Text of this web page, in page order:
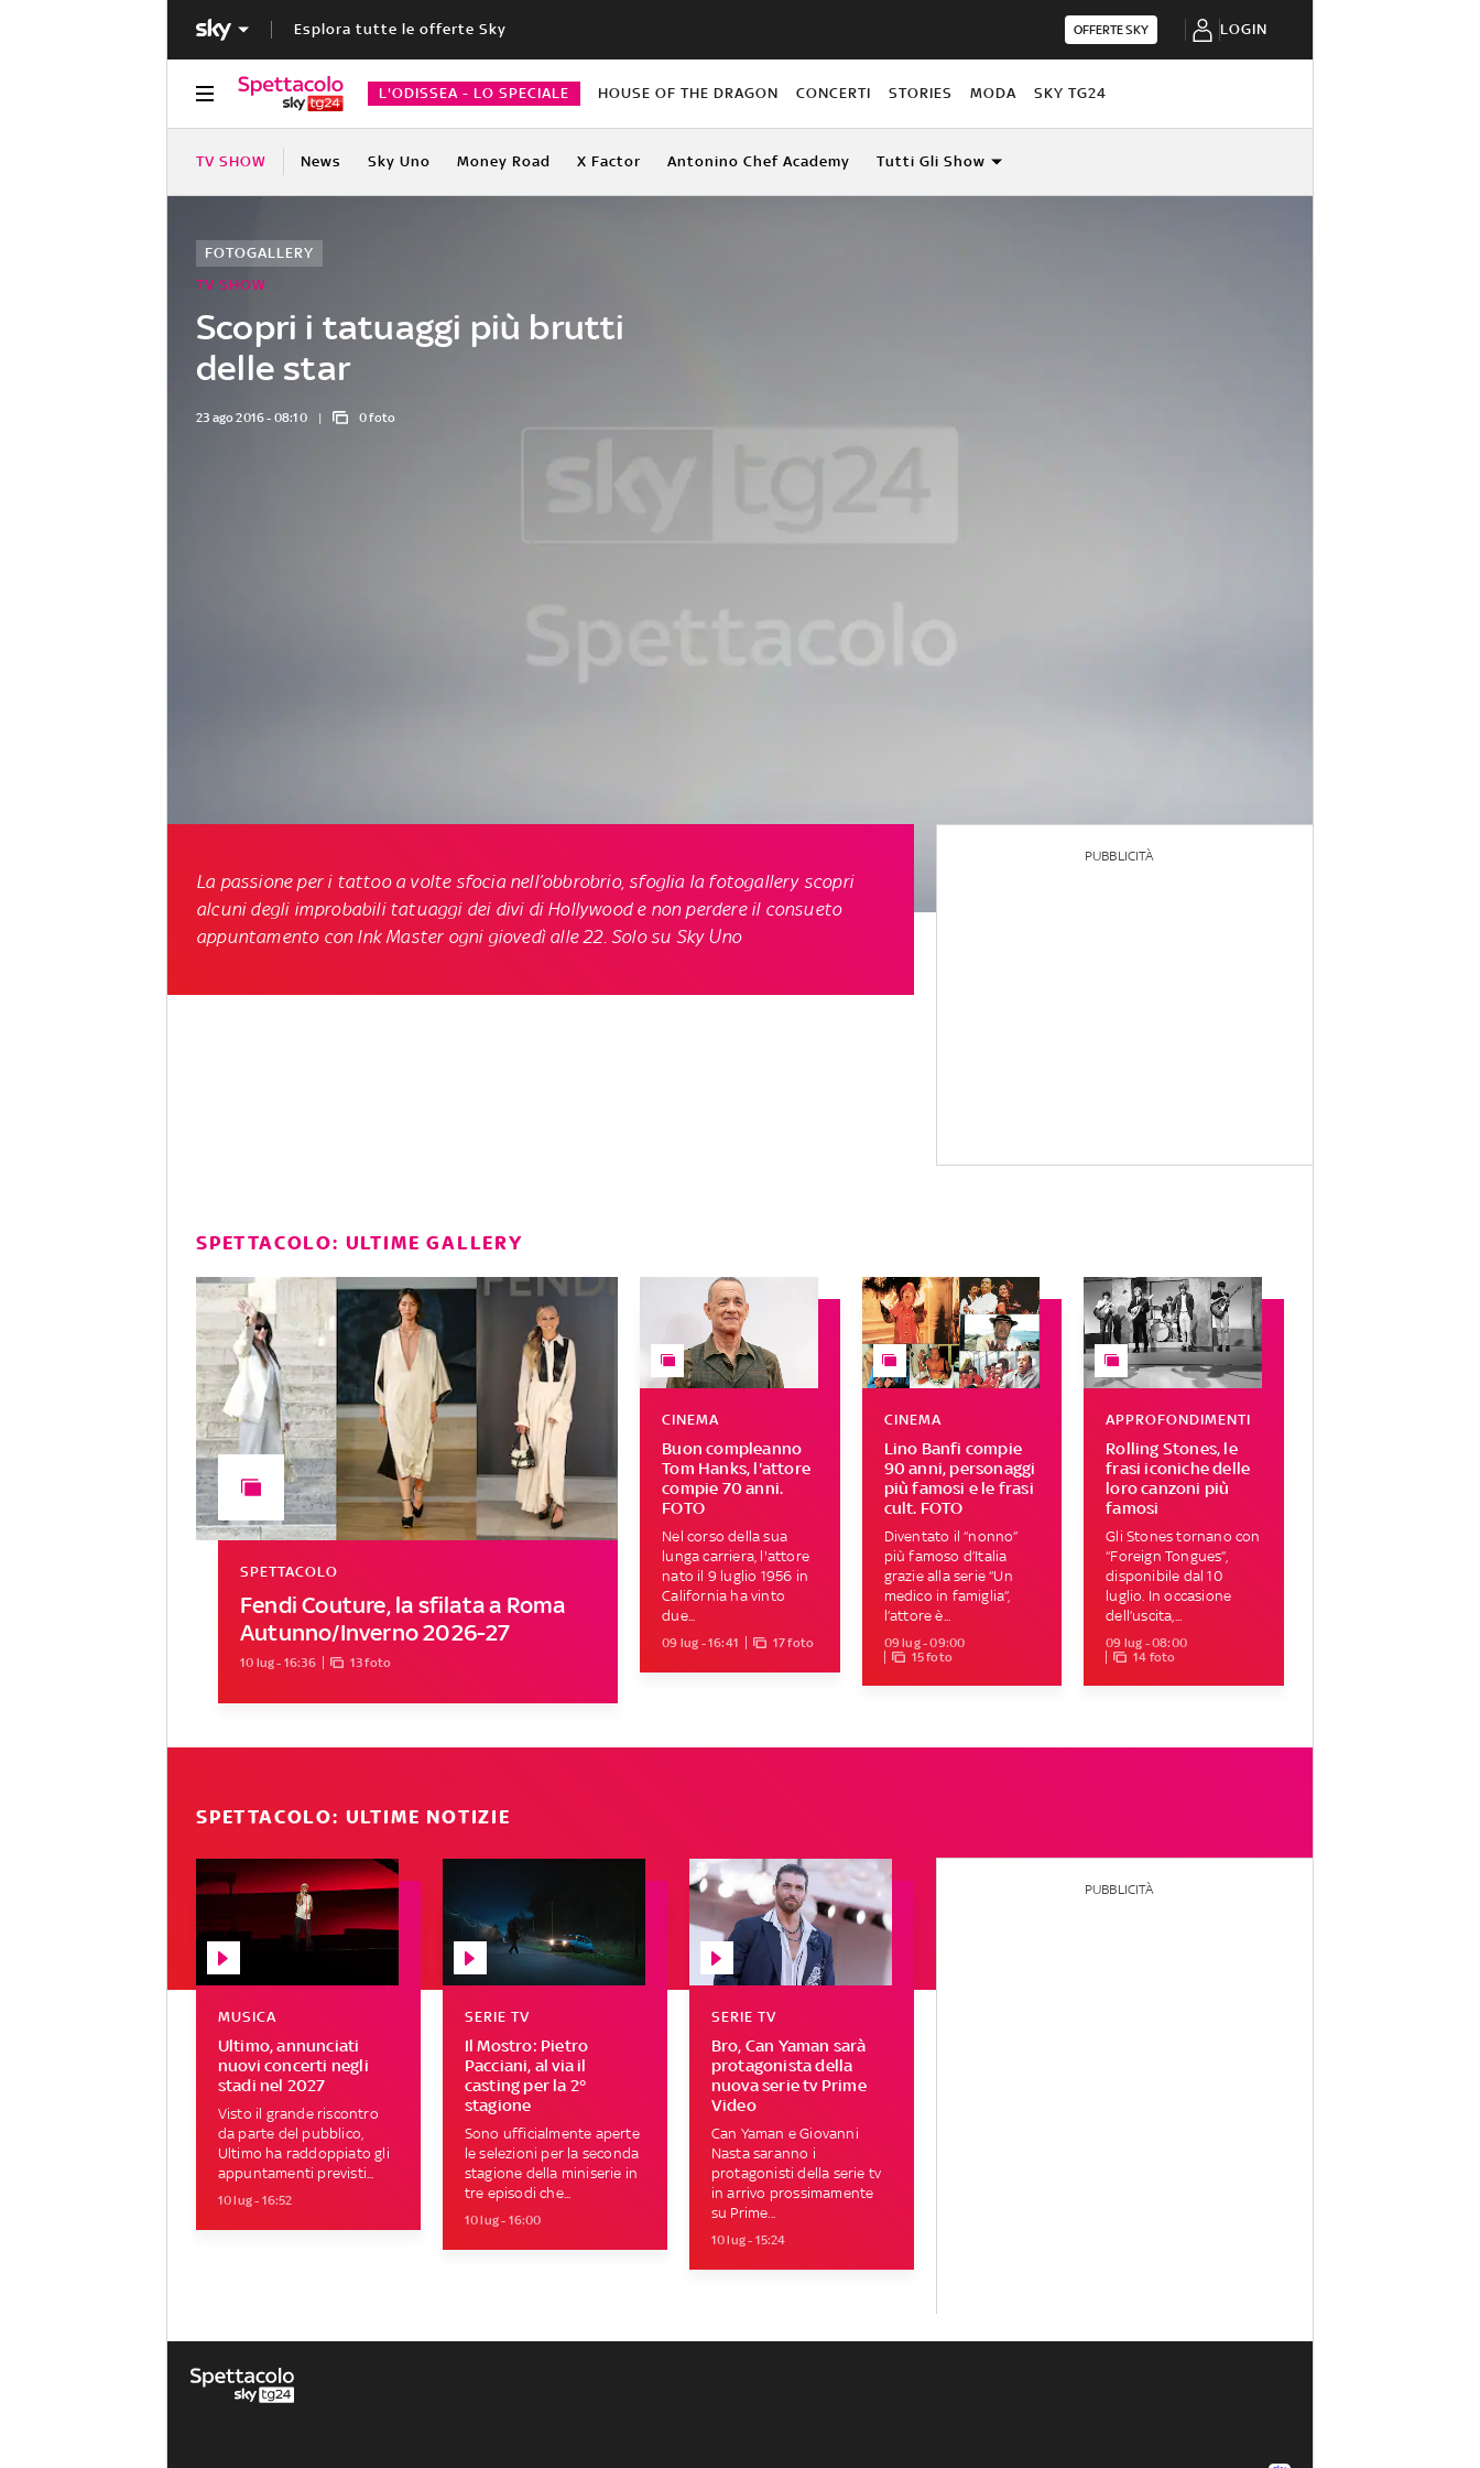
Esplora tutte le offerte Sky OFFERTE SKY LOGIN
L'ODISSEA - LO SPECIALE HOUSE OF THE DRAGON CONCERTI STORIES MODA SKY TG24
TV SHOW News Sky Uno Money Road X Factor Antonino Chef Academy Tutti Gli Show
Scopri i tatuaggi più brutti
delle star
TV SHOW
FOTOGALLERY
23 ago 2016 - 08:10 0 foto
La passione per i tattoo a volte sfocia nell’obbrobrio, sfoglia la fotogallery scopri
alcuni degli improbabili tatuaggi dei divi di Hollywood e non perdere il consueto
appuntamento con Ink Master ogni giovedì alle 22. Solo su Sky Uno
PUBBLICITÀ
SPETTACOLO: ULTIME GALLERY
Fendi Couture, la sfilata a Roma
Autunno/Inverno 2026-27
SPETTACOLO
10 lug - 16:36 13 foto
Buon compleanno
Tom Hanks, l'attore
compie 70 anni.
FOTO
CINEMA
Nel corso della sua
lunga carriera, l'attore
nato il 9 luglio 1956 in
California ha vinto
due...
09 lug - 16:41 17 foto
Lino Banfi compie
90 anni, personaggi
più famosi e le frasi
cult. FOTO
CINEMA
Diventato il “nonno”
più famoso d’Italia
grazie alla serie “Un
medico in famiglia”,
l’attore è...
09 lug - 09:00
15 foto
Rolling Stones, le
frasi iconiche delle
loro canzoni più
famosi
APPROFONDIMENTI
Gli Stones tornano con
“Foreign Tongues”,
disponibile dal 10
luglio. In occasione
dell’uscita,...
09 lug - 08:00
14 foto
SPETTACOLO: ULTIME NOTIZIE
Ultimo, annunciati
nuovi concerti negli
stadi nel 2027
MUSICA
Visto il grande riscontro
da parte del pubblico,
Ultimo ha raddoppiato gli
appuntamenti previsti...
10 lug - 16:52
Il Mostro: Pietro
Pacciani, al via il
casting per la 2°
stagione
SERIE TV
Sono ufficialmente aperte
le selezioni per la seconda
stagione della miniserie in
tre episodi che...
10 lug - 16:00
Bro, Can Yaman sarà
protagonista della
nuova serie tv Prime
Video
SERIE TV
Can Yaman e Giovanni
Nasta saranno i
protagonisti della serie tv
in arrivo prossimamente
su Prime...
10 lug - 15:24
PUBBLICITÀ